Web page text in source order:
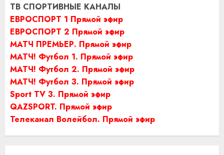
ТВ СПОРТИВНЫЕ КАНАЛЫ
ЕВРОСПОРТ 1 Прямой эфир
ЕВРОСПОРТ 2 Прямой эфир
МАТЧ ПРЕМЬЕР. Прямой эфир
МАТЧ! Футбол 1. Прямой эфир
МАТЧ! Футбол 2. Прямой эфир
МАТЧ! Футбол 3. Прямой эфир
Sport TV 3. Прямой эфир
QAZSPORT. Прямой эфир
Телеканал Волейбол. Прямой эфир